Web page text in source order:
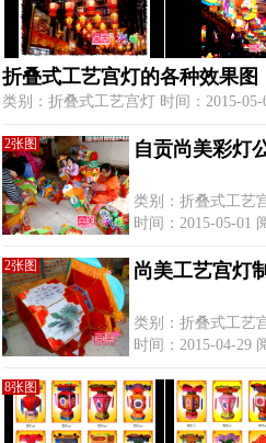
折叠式工艺宫灯的各种效果图
类别：折叠式工艺宫灯 时间：2015-05-
2张图 自贡尚美彩灯
类别：折叠式工艺
时间：2015-05-01
2张图 尚美工艺宫灯
类别：折叠式工艺
时间：2015-04-29
8张图